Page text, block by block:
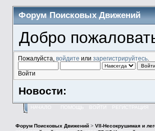
Форум Поисковых Движений
Добро
Пожалуйста, войдите или зарегистрируйтесь.
Войти
Новости:
НАЧАЛО ПОМОЩЬ ВОЙТИ РЕГИСТРАЦИЯ
Форум Поисковых Движений> VII-Несокрушимая и